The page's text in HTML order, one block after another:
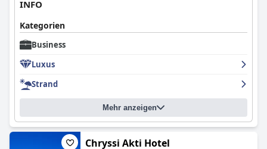
INFO
Kategorien
Business
Luxus
Strand
Mehr anzeigen
Chryssi Akti Hotel